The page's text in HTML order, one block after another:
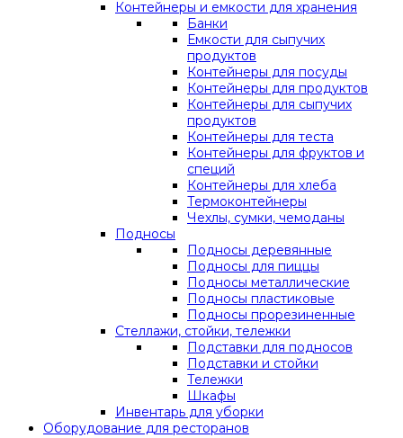
Контейнеры и емкости для хранения
Банки
Емкости для сыпучих
продуктов
Контейнеры для посуды
Контейнеры для продуктов
Контейнеры для сыпучих
продуктов
Контейнеры для теста
Контейнеры для фруктов и
специй
Контейнеры для хлеба
Термоконтейнеры
Чехлы, сумки, чемоданы
Подносы
Подносы деревянные
Подносы для пиццы
Подносы металлические
Подносы пластиковые
Подносы прорезиненные
Стеллажи, стойки, тележки
Подставки для подносов
Подставки и стойки
Тележки
Шкафы
Инвентарь для уборки
Оборудование для ресторанов